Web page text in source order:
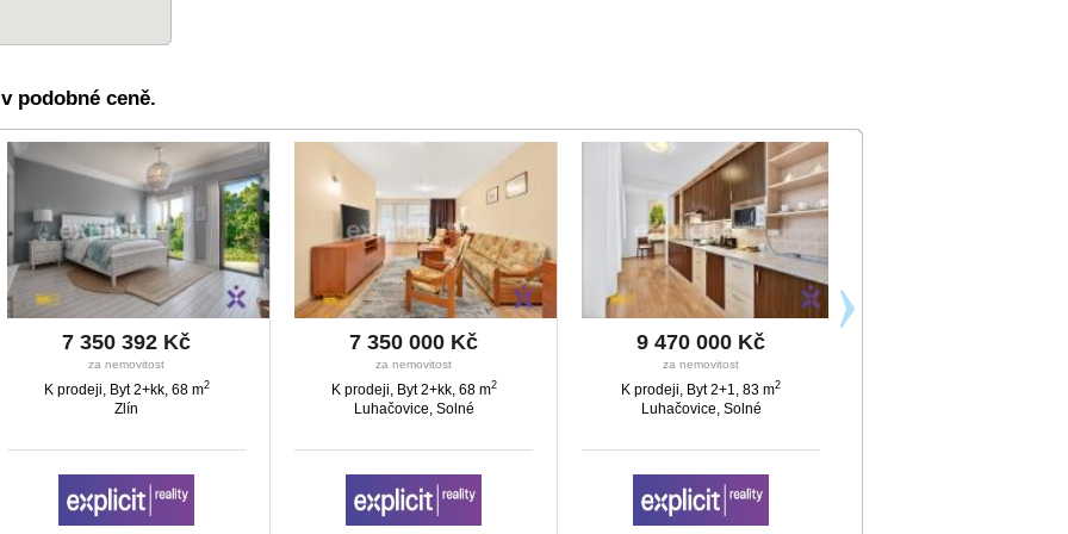
podobné ceně.
7 350 392 Kč
za nemovitost
K prodeji, Byt 2+kk, 68 m2
Zlín
7 350 000 Kč
za nemovitost
K prodeji, Byt 2+kk, 68 m2
Luhačovice, Solné
9 470 000 Kč
za nemovitost
K prodeji, Byt 2+1, 83 m2
Luhačovice, Solné